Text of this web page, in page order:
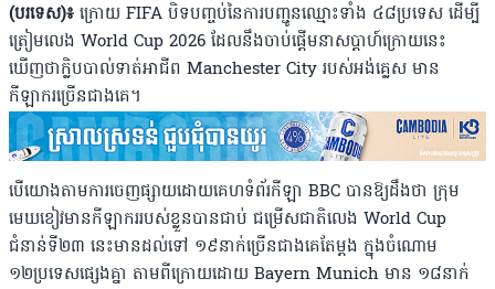
(បរទេស)៖ ក្រោយ FIFA បិទបញ្ចប់នៃការបញ្ជូនឈ្មោះទាំង ៤៨ប្រទេស ដើម្បី
ត្រៀមលេង World Cup 2026 ដែលនឹងចាប់ផើ្តមនាសប្តាហ៍ក្រោយនេះ
ឃើញថាក្លិបបាល់ទាត់អាជីព Manchester City របស់អង់គ្លេស មាន
កីឡាករច្រើនជាងគេ។
បើយោងតាមការចេញផ្សាយដោយគេហទំព័រកីឡា BBC បានឱ្យដឹងថា ក្រុម
មេឃខៀវមានកីឡាកររបស់ខ្លួនបានជាប់ ជម្រើសជាតិលេង World Cup
ជំនាន់ទី២៣ នេះមានដល់ទៅ ១៩នាក់ច្រើនជាងគេតែម្តង ក្នុងចំណោម
១២ប្រទេសផ្សេងគ្នា តាមពីក្រោយដោយ Bayern Munich មាន ១៨នាក់